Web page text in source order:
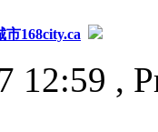
168city.ca
12:59 ,